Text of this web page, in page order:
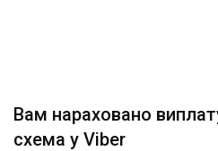
Вам нараховано
схема у Viber